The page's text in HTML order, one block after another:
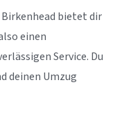
Birkenhead bietet dir
einen
Service. Du
deinen Umzug